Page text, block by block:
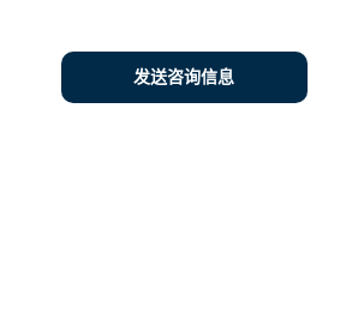
发送咨询信息